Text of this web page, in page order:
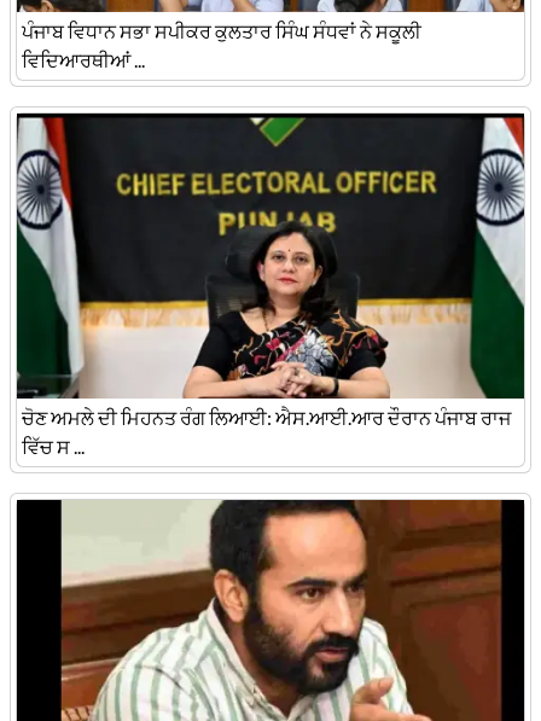
ਪੰਜਾਬ ਵਿਧਾਨ ਸਭਾ ਸਪੀਕਰ ਕੁਲਤਾਰ ਸਿੰਘ ਸੰਧਵਾਂ ਨੇ ਸਕੂਲੀ
ਵਿਦਿਆਰਥੀਆਂ ...
ਚੋਣ ਅਮਲੇ ਦੀ ਮਿਹਨਤ ਰੰਗ ਲਿਆਈ: ਐਸ.ਆਈ.ਆਰ ਦੌਰਾਨ ਪੰਜਾਬ ਰਾਜ
ਵਿੱਚ ਸ ...